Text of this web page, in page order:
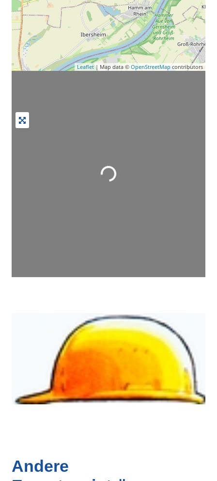
Leaflet| Map data © OpenStreetMap contributors
Wird geladen …
Andere